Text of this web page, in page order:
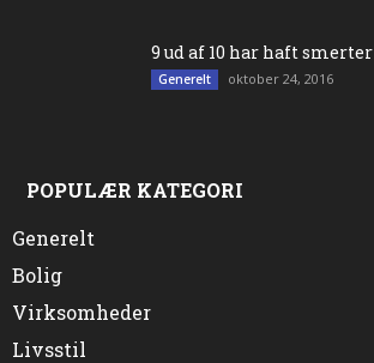
9 ud af 10 har haft smerter
Generelt oktober 24, 2016
POPULÆR KATEGORI
Generelt
Bolig
Virksomheder
Livsstil